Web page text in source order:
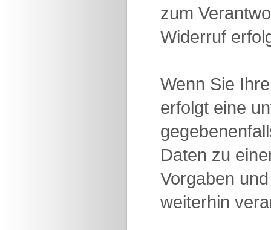
zum
Widerruf
Wenn Sie
erfolgt eine
Daten zu
Vorgaben
weiterhin